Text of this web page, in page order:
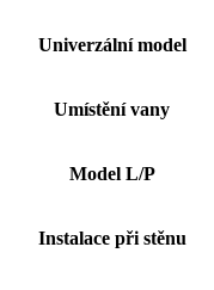
Univerzální model
Umístění vany
Model L/P
Instalace při stěnu